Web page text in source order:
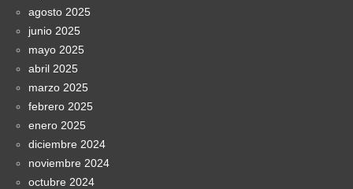
agosto 2025
junio 2025
mayo 2025
abril 2025
marzo 2025
febrero 2025
enero 2025
diciembre 2024
noviembre 2024
octubre 2024